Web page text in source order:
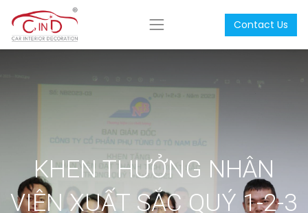
Contact Us
KHEN THƯỞNG NHÂN
VIÊN XUẤT SẮC QUÝ 1-2-3